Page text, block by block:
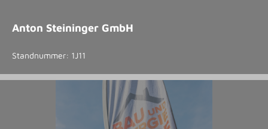
Anton Steininger GmbH
Standnummer: 1J11